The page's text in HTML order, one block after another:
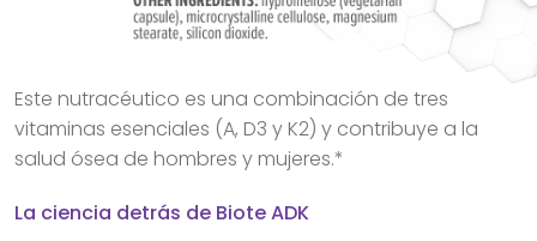
Este nutracéutico es una combinación de tres
vitaminas esenciales (A, D3 y K2) y contribuye a la
salud ósea de hombres y mujeres.*
La ciencia detrás de Biote ADK